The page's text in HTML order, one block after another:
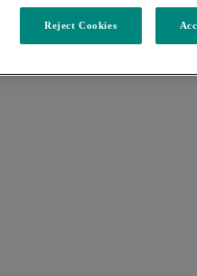
Reject Cookies